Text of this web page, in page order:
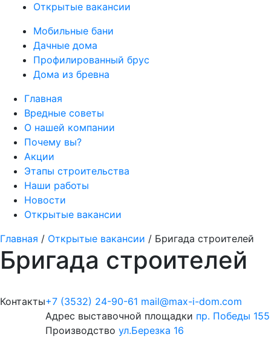
Открытые вакансии
Мобильные бани
Дачные дома
Профилированный брус
Дома из бревна
Главная
Вредные советы
О нашей компании
Почему вы?
Акции
Этапы строительства
Наши работы
Новости
Открытые вакансии
Главная / Открытые вакансии / Бригада строителей
Бригада строителей
Контакты+7 (3532) 24-90-61 mail@max-i-dom.com
Адрес выставочной площадки пр. Победы 155
Производство ул.Березка 16